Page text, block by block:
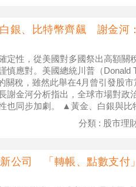
銀、比特幣齊飆 謝金河
定性，從美國對多國祭出高額關
慎應對。美國總統川普（Donald
關稅，雖然此舉在4月曾引發股
謝金河分析指出，全球市場對政
也同步加劇。 ▲黃金、白銀與比
分類 : 股市理
公司 「轉帳、點數支付